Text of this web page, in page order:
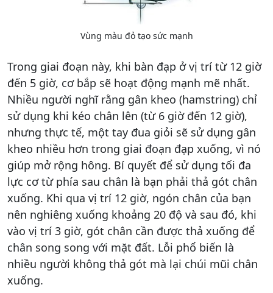
Vùng màu đỏ tạo sức mạnh
Trong giai đoạn này, khi bàn đạp ở vị trí từ 12 giờ
đến 5 giờ, cơ bắp sẽ hoạt động mạnh mẽ nhất.
Nhiều người nghĩ rằng gân kheo (hamstring) chỉ
sử dụng khi kéo chân lên (từ 6 giờ đến 12 giờ),
nhưng thực tế, một tay đua giỏi sẽ sử dụng gân
kheo nhiều hơn trong giai đoạn đạp xuống, vì nó
giúp mở rộng hông. Bí quyết để sử dụng tối đa
lực cơ từ phía sau chân là bạn phải thả gót chân
xuống. Khi qua vị trí 12 giờ, ngón chân của bạn
nên nghiêng xuống khoảng 20 độ và sau đó, khi
vào vị trí 3 giờ, gót chân cần được thả xuống để
chân song song với mặt đất. Lỗi phổ biến là
nhiều người không thả gót mà lại chúi mũi chân
xuống.